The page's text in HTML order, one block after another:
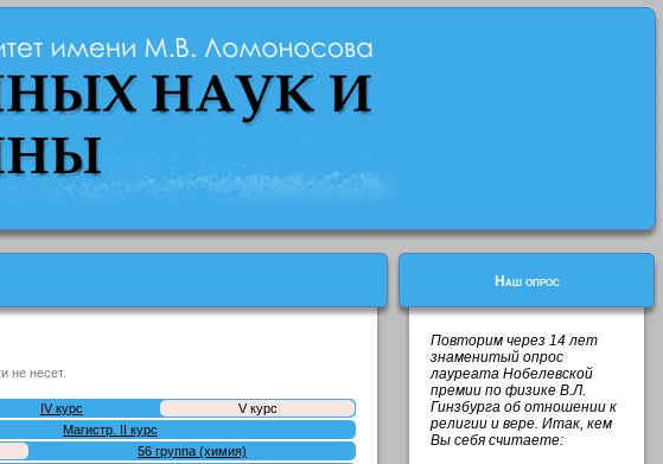
не несет.
IV курс
V курс
Магистр. II курс
56 гpуппа (химия)
Наш опрос
Повторим через 14 лет
знаменитый опрос
лауреата Нобелевской
премии по физике В.Л.
Гинзбурга об отношении к
религии и вере. Итак, кем
Вы себя считаете: